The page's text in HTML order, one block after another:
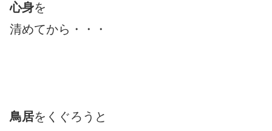
心身を
清めてから・・・
鳥居をくぐろうと